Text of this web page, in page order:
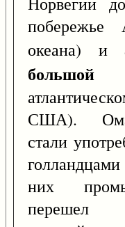
побережье
океана) и
большой
США).
стали
них